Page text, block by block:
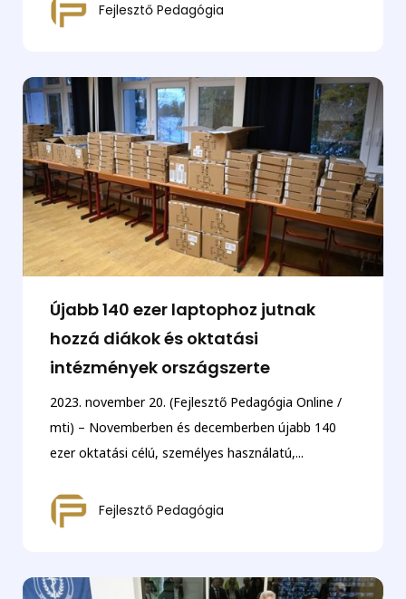
Fejlesztő Pedagógia
Újabb 140 ezer laptophoz jutnak
hozzá diákok és oktatási
intézmények országszerte
2023. november 20. (Fejlesztő Pedagógia Online /
mti) – Novemberben és decemberben újabb 140
ezer oktatási célú, személyes használatú,...
Fejlesztő Pedagógia